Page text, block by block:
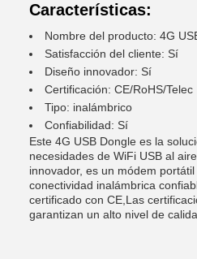
Características:
Nombre del producto: 4G
Satisfacción del cliente: Sí
Diseño innovador: Sí
Certificación: CE/RoHS/Telec
Tipo: inalámbrico
Confiabilidad: Sí
Este 4G USB Dongle es la
necesidades de WiFi USB al
innovador, es un módem
conectividad inalámbrica
certificado con CE,Las
garantizan un alto nivel de